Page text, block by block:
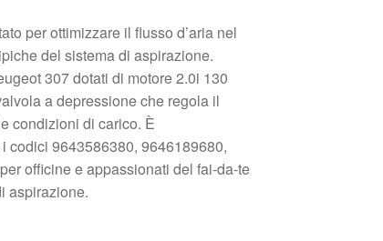
per ottimizzare il flusso d’aria nel
del sistema di aspirazione.
307 dotati di motore 2.0i 130
a depressione che regola il
condizioni di carico. È
codici 9643586380, 9646189680,
officine e appassionati del fai-da-te
aspirazione.